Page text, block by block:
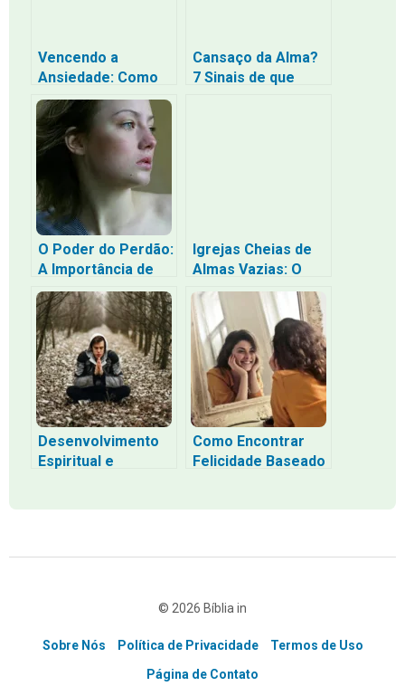
Vencendo a
Ansiedade: Como
Encontrar a Paz
que Excede Todo o
Entendimento
Cansaço da Alma?
7 Sinais de que
O Poder do Perdão:
A Importância de
Perdoar 70 Vezes 7
Igrejas Cheias de
Almas Vazias: O
Diagnóstico do
Vazio Espiritual e o
Caminho de Volta
Desenvolvimento
Espiritual e
Como Encontrar
Felicidade Baseado
© 2026 Bíblia in
Sobre Nós Política de Privacidade
Termos de Uso
Página de Contato